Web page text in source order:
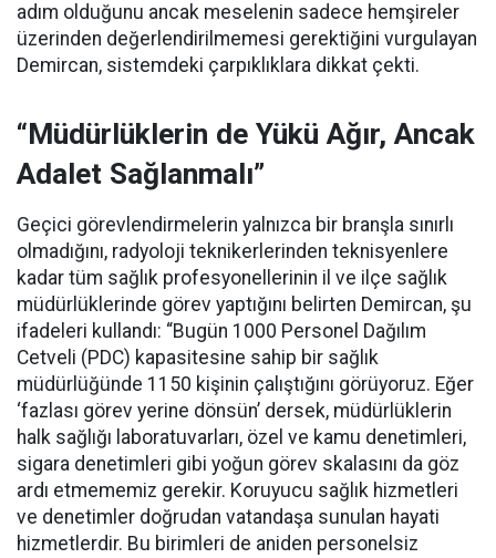
adım olduğunu ancak meselenin sadece hemşireler
üzerinden değerlendirilmemesi gerektiğini vurgulayan
Demircan, sistemdeki çarpıklıklara dikkat çekti.
“Müdürlüklerin de Yükü Ağır, Ancak
Adalet Sağlanmalı”
Geçici görevlendirmelerin yalnızca bir branşla sınırlı
olmadığını, radyoloji teknikerlerinden teknisyenlere
kadar tüm sağlık profesyonellerinin il ve ilçe sağlık
müdürlüklerinde görev yaptığını belirten Demircan, şu
ifadeleri kullandı: “Bugün 1000 Personel Dağılım
Cetveli (PDC) kapasitesine sahip bir sağlık
müdürlüğünde 1150 kişinin çalıştığını görüyoruz. Eğer
‘fazlası görev yerine dönsün’ dersek, müdürlüklerin
halk sağlığı laboratuvarları, özel ve kamu denetimleri,
sigara denetimleri gibi yoğun görev skalasını da göz
ardı etmememiz gerekir. Koruyucu sağlık hizmetleri
ve denetimler doğrudan vatandaşa sunulan hayati
hizmetlerdir. Bu birimleri de aniden personelsiz